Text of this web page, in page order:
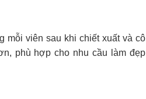
mỗi viên sau khi chiết xuất và cô
phù hợp cho nhu cầu làm đẹp